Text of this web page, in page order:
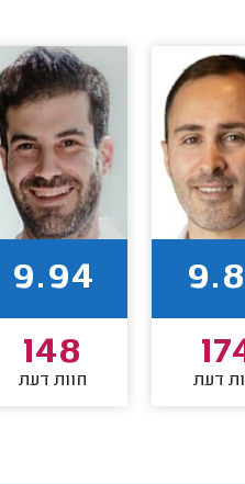
דעת
9.94
148
חוות דעת